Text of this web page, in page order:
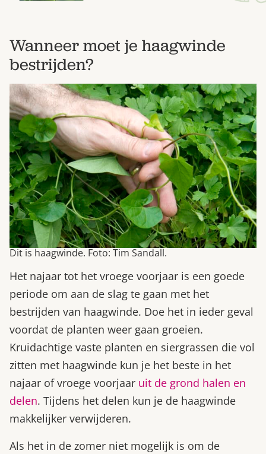
Wanneer moet je haagwinde
bestrijden?
Dit is haagwinde. Foto: Tim Sandall.
Het najaar tot het vroege voorjaar is een goede
periode om aan de slag te gaan met het
bestrijden van haagwinde. Doe het in ieder geval
voordat de planten weer gaan groeien.
Kruidachtige vaste planten en siergrassen die vol
zitten met haagwinde kun je het beste in het
najaar of vroege voorjaar uit de grond halen en
delen. Tijdens het delen kun je de haagwinde
makkelijker verwijderen.
Als het in de zomer niet mogelijk is om de